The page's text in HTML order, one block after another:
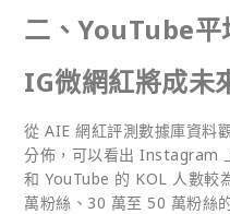
二、YouTube平
IG微網紅將成未
從 AIE 網紅評測數據庫資料
分佈，可以看出 Instagram
和 YouTube 的 KOL 人數較
萬粉絲、30 萬至 50 萬粉絲